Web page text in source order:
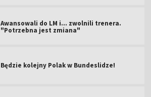
Awansowali do LM i... zwolnili trenera.
"Potrzebna jest zmiana"
Będzie kolejny Polak w Bundeslidze!